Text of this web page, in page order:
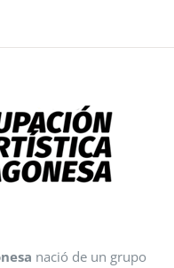
nació de un grupo